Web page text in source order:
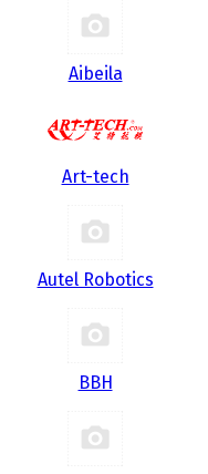
Aibeila
Art-tech
Autel Robotics
BBH